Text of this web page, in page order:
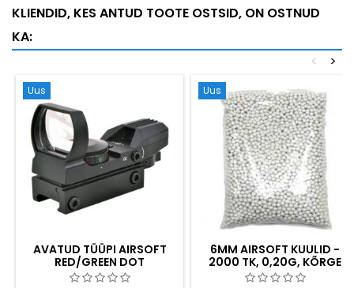
KLIENDID, KES ANTUD TOOTE OSTSID, ON OSTNUD
KA:
>
<
Uus
AVATUD TÜÜPI AIRSOFT
RED/GREEN DOT
COLLIMATOR SIGHT
Uus
6MM AIRSOFT KUULID -
2000 TK, 0,20G, KÕRGE
KVALITEET